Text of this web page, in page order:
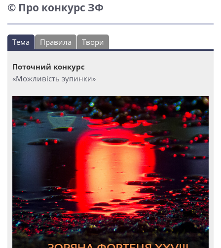
© Про конкурс ЗФ
Тема Правила Твори
Поточний конкурс
«Можливість зупинки»